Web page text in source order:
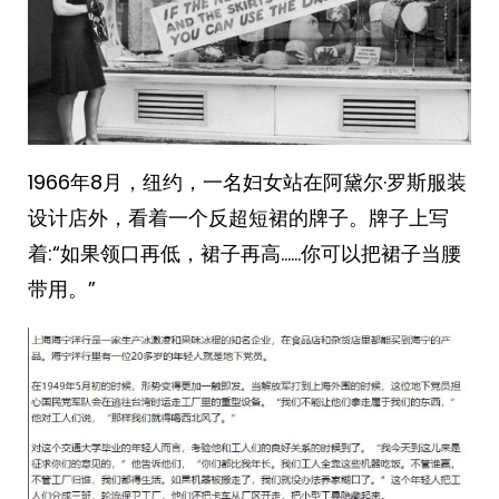
1966年8月，纽约，一名妇女站在阿黛尔·罗斯服装
设计店外，看着一个反超短裙的牌子。牌子上写
着:“如果领口再低，裙子再高……你可以把裙子当腰
带用。” ​​​